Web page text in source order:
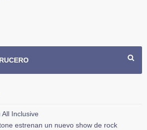
Inclusive
estrenan un nuevo show de rock